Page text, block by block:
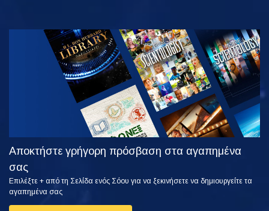
ΠΑΡΑΚΟΛΟΥΘΗΣΤΕ
ΕΞΕΡΕΥΝΗΣΤΕ
ΤΗ ΣΕΙΡΑ
Αποκτήστε γρήγορη πρόσβαση στα αγαπημένα
σας
Επιλέξτε + από τη Σελίδα ενός Σόου για να ξεκινήσετε να δημιουργείτε τα
αγαπημένα σας